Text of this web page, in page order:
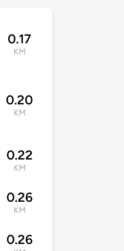
0.17
KM
0.20
KM
0.22
KM
0.26
KM
0.26